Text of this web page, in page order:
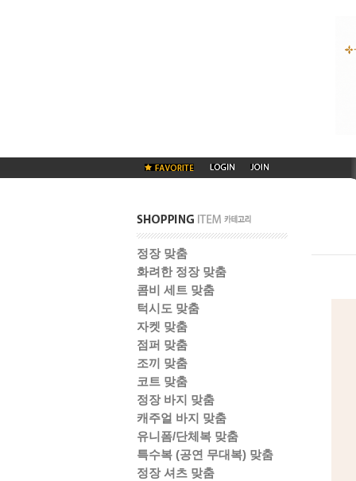
정장 맞춤
화려한 정장 맞춤
콤비 세트 맞춤
턱시도 맞춤
자켓 맞춤
점퍼 맞춤
조끼 맞춤
코트 맞춤
정장 바지 맞춤
캐주얼 바지 맞춤
유니폼/단체복 맞춤
특수복 (공연 무대복) 맞춤
정장 셔츠 맞춤